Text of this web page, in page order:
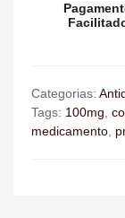
Categorias:
Tags: 100mg,
medicamento,